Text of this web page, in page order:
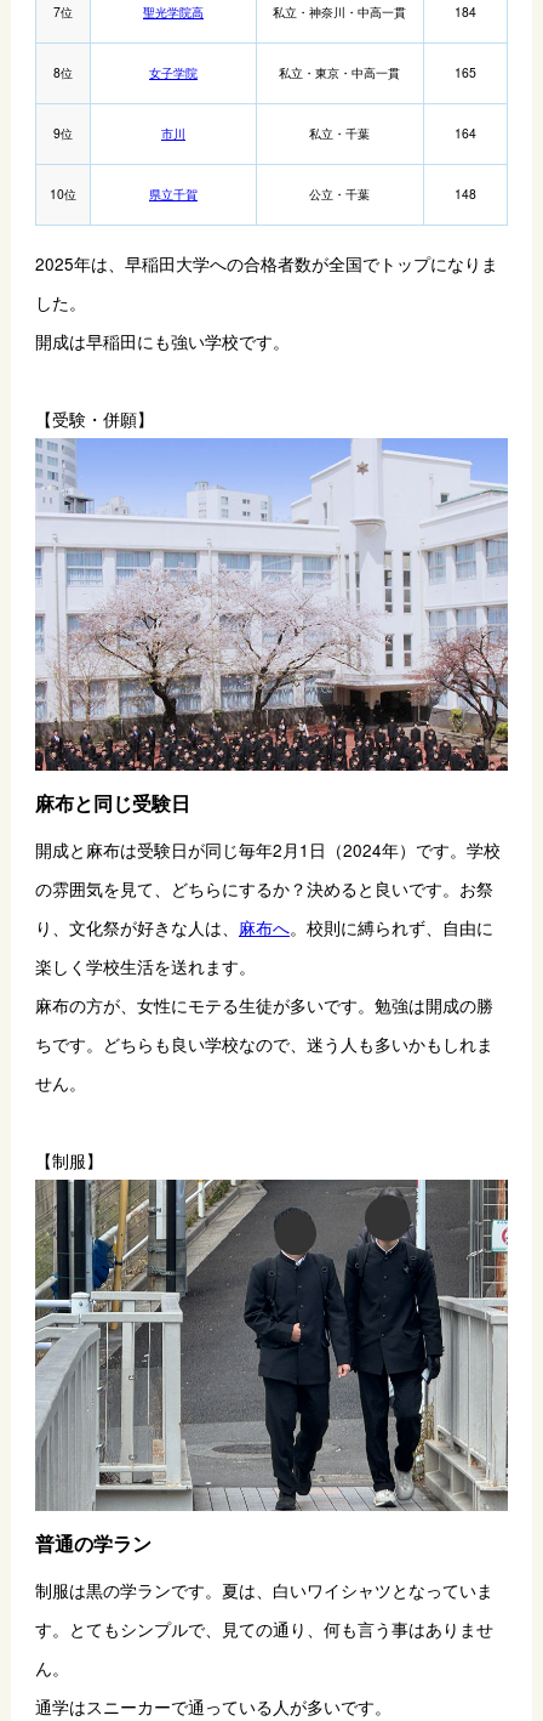
7位 聖光学院高 私立・神奈川・中高一貫 184
8位 女子学院 私立・東京・中高一貫 165
9位 市川 私立・千葉 164
10位 県立千賀 公立・千葉 148
2025年は、早稲田大学への合格者数が全国でトップになりま
した。
開成は早稲田にも強い学校です。
【受験・併願】
麻布と同じ受験日
開成と麻布は受験日が同じ毎年2月1日（2024年）です。学校
の雰囲気を見て、どちらにするか？決めると良いです。お祭
り、文化祭が好きな人は、 麻布へ。校則に縛られず、自由に
楽しく学校生活を送れます。
麻布の方が、女性にモテる生徒が多いです。勉強は開成の勝
ちです。どちらも良い学校なので、迷う人も多いかもしれま
せん。
【制服】
普通の学ラン
制服は黒の学ランです。夏は、白いワイシャツとなっていま
す。とてもシンプルで、見ての通り、何も言う事はありませ
ん。
通学はスニーカーで通っている人が多いです。